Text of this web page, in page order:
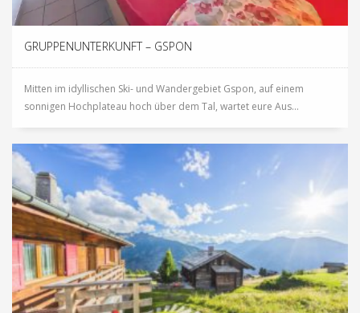
GRUPPENUNTERKUNFT – GSPON
Mitten im idyllischen Ski- und Wandergebiet Gspon, auf einem
sonnigen Hochplateau hoch über dem Tal, wartet eure Aus...